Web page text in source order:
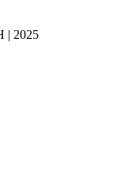
| 2025